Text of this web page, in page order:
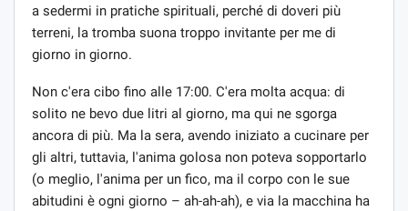
a sedermi in pratiche spirituali, perché di doveri più
terreni, la tromba suona troppo invitante per me di
giorno in giorno.
Non c'era cibo fino alle 17:00. C'era molta acqua: di
solito ne bevo due litri al giorno, ma qui ne sgorga
ancora di più. Ma la sera, avendo iniziato a cucinare per
gli altri, tuttavia, l'anima golosa non poteva sopportarlo
(o meglio, l'anima per un fico, ma il corpo con le sue
abitudini è ogni giorno – ah-ah-ah), e via la macchina ha